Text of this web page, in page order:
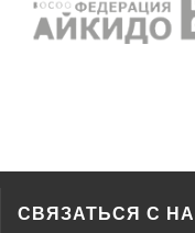
СВЯЗАТЬСЯ С